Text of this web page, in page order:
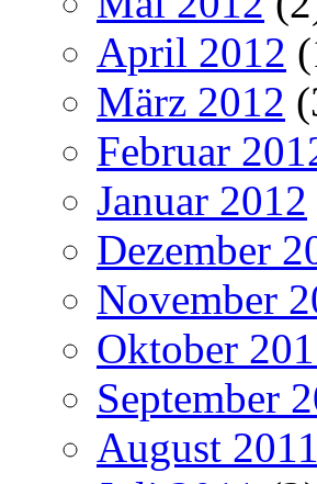
April 2012
März 2012
Februar
Januar 2012
Dezember
November
Oktober
September
August 2011